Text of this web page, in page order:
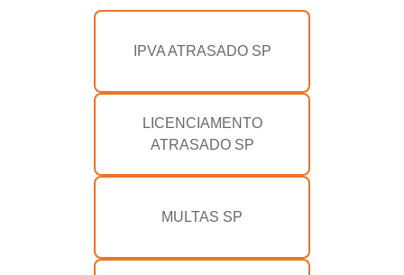
IPVA ATRASADO SP
LICENCIAMENTO
ATRASADO SP
MULTAS SP